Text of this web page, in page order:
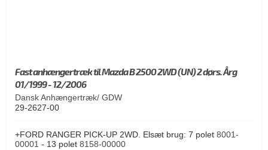
Fast anhængertræk til Mazda B 2500 2WD (UN) 2 dørs. Årg
01/1999 - 12/2006
Dansk Anhængertræk/ GDW
29-2627-00
+FORD RANGER PICK-UP 2WD. Elsæt brug: 7 polet 8001-
00001 - 13 polet 8158-00000